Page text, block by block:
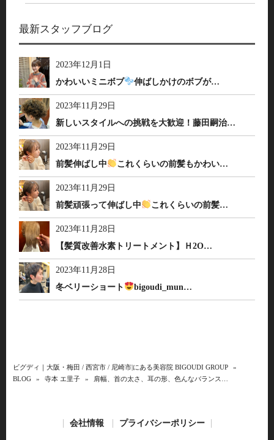
最新スタッフブログ
2023年12月1日
かわいいミニボブ
伸ばしかけのボブが…
2023年11月29日
新しいスタイルへの挑戦を大歓迎！藤田嗣治…
2023年11月29日
前髪伸ばし中
これくらいの前髪もかわい…
2023年11月29日
前髪頑張って伸ばし中
これくらいの前髪…
2023年11月28日
【髪質改善水素トリートメント】Ｈ2O…
2023年11月28日
冬ベリーショート
bigoudi_mun…
ビグディ｜大阪・梅田 / 西宮市 / 尼崎市|にある美容院 BIGOUDI GROUP
»
BLOG
» 寺本 エ里子 » 肩幅、首の太さ、耳の形、色んなバランス…
会社情報 プライバシーポリシー